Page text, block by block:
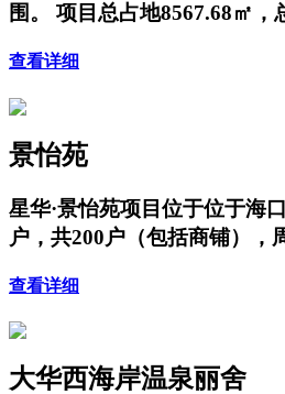
围。 项目总占地8567.68㎡
查看详细
景怡苑
星华·景怡苑项目位于位于海
户，共200户（包括商铺），
查看详细
大华西海岸温泉丽舍